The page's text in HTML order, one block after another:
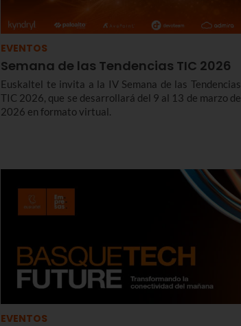
EVENTOS
Semana de las Tendencias TIC 2026
Euskaltel te invita a la IV Semana de las Tendencias
TIC 2026, que se desarrollará del 9 al 13 de marzo de
2026 en formato virtual.
EVENTOS